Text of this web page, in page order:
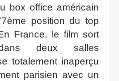
box office américain
position du top
France, le film sort
dans deux salles
totalement inaperçu
parisien avec un